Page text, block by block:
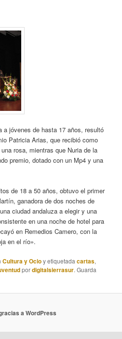
a jóvenes de hasta 17 años, resultó
Patricia Arias, que recibió como
rosa, mientras que Nuria de la
premio, dotado con un Mp4 y una
de 18 a 50 años, obtuvo el primer
ganadora de dos noches de
ciudad andaluza a elegir y una
en una noche de hotel para
en Remedios Camero, con la
en el río».
Cultura y Ocioy etiquetadacartas,
pordigitalsierrasur. Guarda
a WordPress